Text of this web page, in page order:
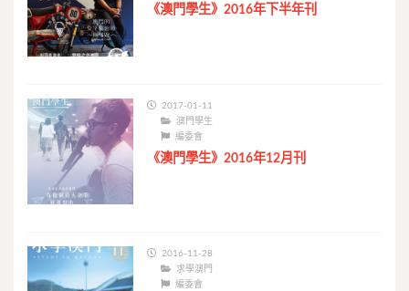
《澳門學生》2016年下半年刊
2017-01-11
澳門學生
編委會
《澳門學生》2016年12月刊
2016-11-28
求學澳門
編委會